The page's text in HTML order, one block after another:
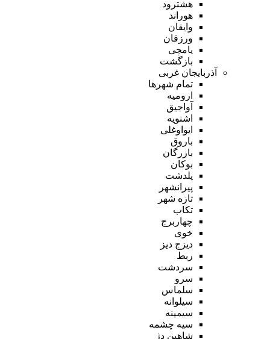
هشترود
هوراند
وایقان
ورزقان
یامچی
بازگشت
آذربایجان غربی
تمام شهر‌ها
ارومیه
آواجیق
اشنویه
ایواوغلی
باروق
بازرگان
بوکان
پلدشت
پیرانشهر
تازه شهر
تکاب
چهاربرج
خوی
دیزج دیز
ربط
سردشت
سرو
سلماس
سیلوانه
سیمینه
سیه چشمه
شاهین دژ